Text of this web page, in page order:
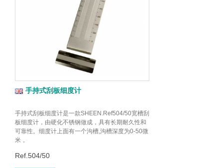
手持式刮板细度计
手持式刮板细度计是一款SHEEN.Ref504/50宽槽刮
板细度计，由硬化不锈钢做成，具有长期耐久性和
可靠性。细度计上面有一个沟槽,沟槽深度为0-50微
米，
Ref.504/50